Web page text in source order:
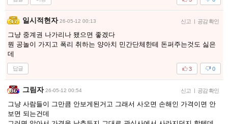
일시적현자 26-05-12 00:13 신고 공감 확인
그냥 중계권 나가리나 됐으면 좋겠다
뭔 공놀이 가지고 폭리 취하는 양아치 민간단체한테 돈퍼주는것도 싫은
데
답글 0
3
그림자 26-05-12 00:54 신고 공감 확인
그냥 사람들이 그만큼 안보게된거고 그래서 사오면 손해인 가격이면 안
보면 되는건데